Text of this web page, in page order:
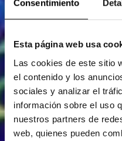
Consentimiento
Esta página web usa
Las cookies de este sitio
el contenido y los
sociales y analizar el
información sobre el uso
nuestros partners de
web, quienes pueden